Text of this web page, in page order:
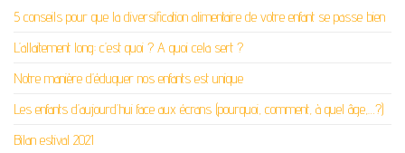
5 conseils pour que la diversification alimentaire de votre enfant se passe bien
L’allaitement long: c’est quoi ? A quoi cela sert ?
Notre manière d’éduquer nos enfants est unique
Les enfants d’aujourd’hui face aux écrans (pourquoi, comment, à quel âge,…?)
Bilan estival 2021